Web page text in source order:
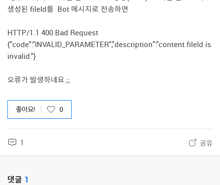
생성된 fileId를 Bot 메시지로 전송하면
HTTP/1.1 400 Bad Request
{"code":"INVALID_PARAMETER","description":"content.fileId is
invalid."}
오류가 발생하네요.;;
좋아요! 0
1 공유
댓글 1